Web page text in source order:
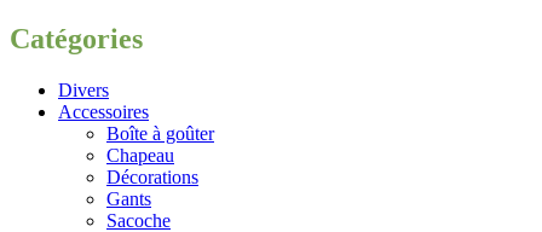
Catégories
Divers
Accessoires
Boîte à goûter
Chapeau
Décorations
Gants
Sacoche